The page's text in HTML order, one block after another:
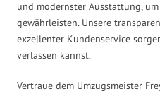
und modernster Ausstattung,
gewährleisten. Unsere
exzellenter Kundenservice
verlassen kannst.
Vertraue dem Umzugsmeister